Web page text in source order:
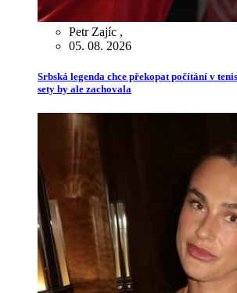
Petr Zajíc ,
05. 08. 2026
Srbská legenda chce překopat počítání v
sety by ale zachovala